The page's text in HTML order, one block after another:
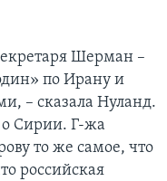
Шерман –
по Ирану и
– сказала Нуланд.
о Сирии. Г-жа
то же самое, что
российская